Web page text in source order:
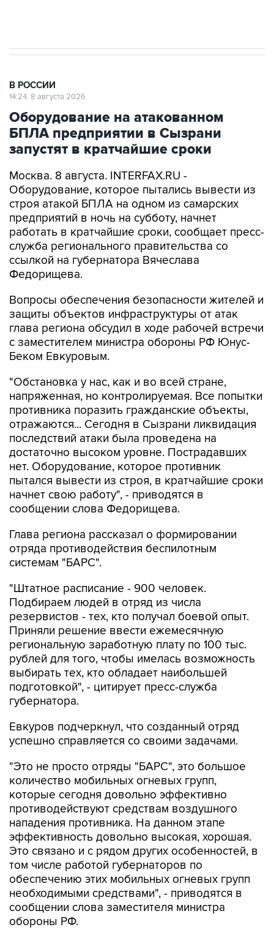
В РОССИИ
14:24, 8 августа 2026
Оборудование на атакованном
БПЛА предприятии в Сызрани
запустят в кратчайшие сроки
Москва. 8 августа. INTERFAX.RU -
Оборудование, которое пытались вывести из
строя атакой БПЛА на одном из самарских
предприятий в ночь на субботу, начнет
работать в кратчайшие сроки, сообщает пресс-
служба регионального правительства со
ссылкой на губернатора Вячеслава
Федорищева.
Вопросы обеспечения безопасности жителей и
защиты объектов инфраструктуры от атак
глава региона обсудил в ходе рабочей встречи
с заместителем министра обороны РФ Юнус-
Беком Евкуровым.
"Обстановка у нас, как и во всей стране,
напряженная, но контролируемая. Все попытки
противника поразить гражданские объекты,
отражаются... Сегодня в Сызрани ликвидация
последствий атаки была проведена на
достаточно высоком уровне. Пострадавших
нет. Оборудование, которое противник
пытался вывести из строя, в кратчайшие сроки
начнет свою работу", - приводятся в
сообщении слова Федорищева.
Глава региона рассказал о формировании
отряда противодействия беспилотным
системам "БАРС".
"Штатное расписание - 900 человек.
Подбираем людей в отряд из числа
резервистов - тех, кто получал боевой опыт.
Приняли решение ввести ежемесячную
региональную заработную плату по 100 тыс.
рублей для того, чтобы имелась возможность
выбирать тех, кто обладает наибольшей
подготовкой", - цитирует пресс-служба
губернатора.
Евкуров подчеркнул, что созданный отряд
успешно справляется со своими задачами.
"Это не просто отряды "БАРС", это большое
количество мобильных огневых групп,
которые сегодня довольно эффективно
противодействуют средствам воздушного
нападения противника. На данном этапе
эффективность довольно высокая, хорошая.
Это связано и с рядом других особенностей, в
том числе работой губернаторов по
обеспечению этих мобильных огневых групп
необходимыми средствами", - приводятся в
сообщении слова заместителя министра
обороны РФ.